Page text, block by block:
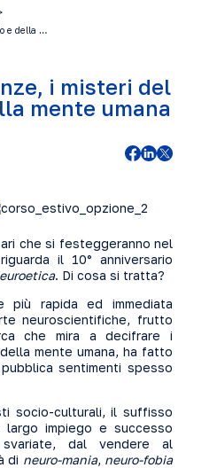
e della …
i misteri del
mente umana
che si festeggeranno nel
il 10° anniversario
. Di cosa si tratta?
più rapida ed immediata
neuroscientifiche, frutto
che mira a decifrare i
mente umana, ha fatto
sentimenti spesso
socio-culturali, il suffisso
largo impiego e successo
dal vendere al
di neuro-mania, neuro-fobia